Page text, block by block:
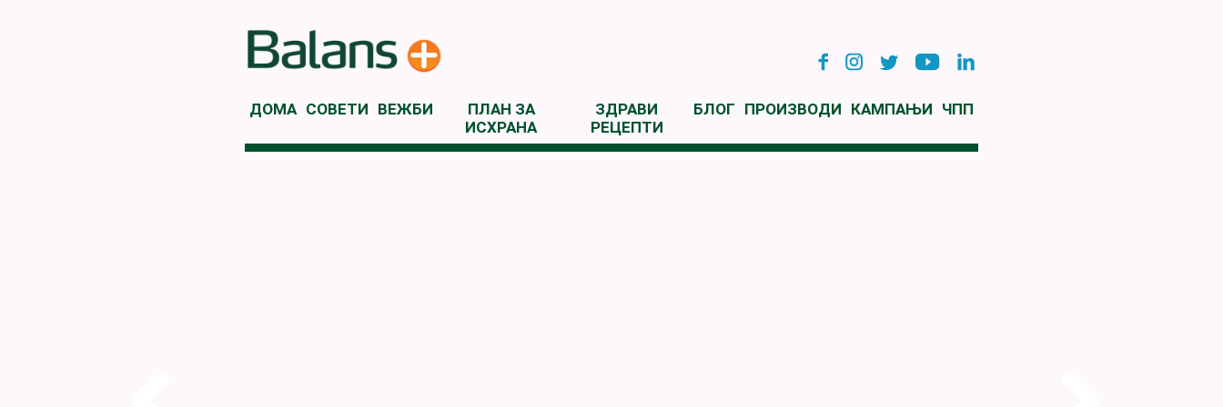
ДОМА СОВЕТИ ВЕЖБИ
ПЛАН ЗА
ИСХРАНА
ЗДРАВИ
РЕЦЕПТИ
БЛОГ ПРОИЗВОДИ КАМПАЊИ ЧПП